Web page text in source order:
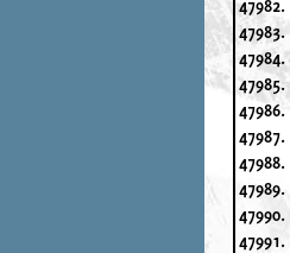
47982.
47983.
47984.
47985.
47986.
47987.
47988.
47989.
47990.
47991.